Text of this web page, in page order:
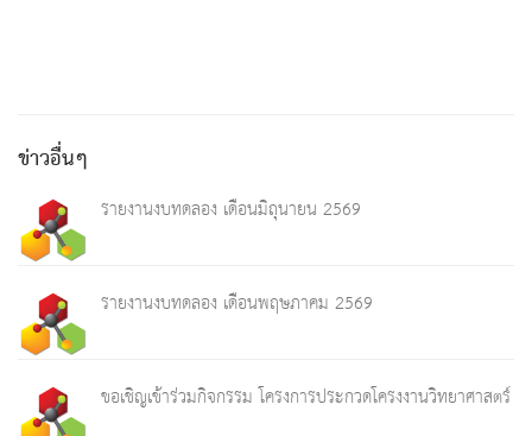
ข่าวอื่นๆ
รายงานงบทดลอง เดือนมิถุนายน 2569
รายงานงบทดลอง เดือนพฤษภาคม 2569
ขอเชิญเข้าร่วมกิจกรรม โครงการประกวดโครงงานวิทยาศาสตร์